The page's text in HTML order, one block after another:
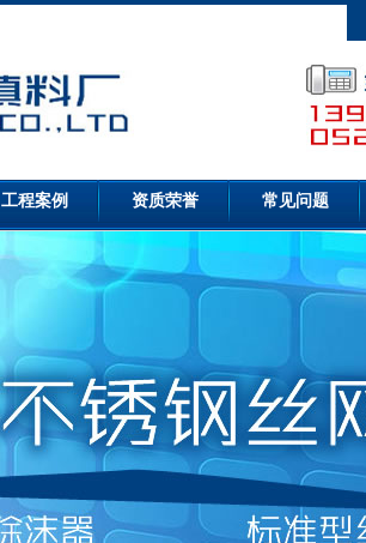
工程案例 资质荣誉 常见问题